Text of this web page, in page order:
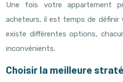
Une fois votre appartement
acheteurs, il est temps de définir
existe différentes options,
inconvénients.
Choisir la meilleure